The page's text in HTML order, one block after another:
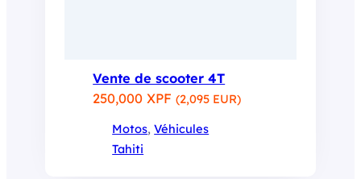
Vente de scooter 4T
250,000 XPF(2,095 EUR)
Motos, Véhicules
Tahiti